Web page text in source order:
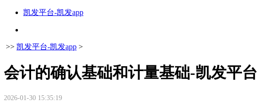
凯发平台-凯发app
>> 凯发平台-凯发app >
会计的确认基础和计量基础-凯发平台
2026-01-30 15:35:19